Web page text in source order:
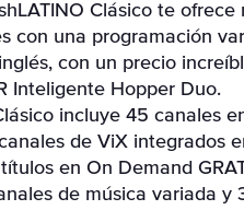
Clásico te ofrece
con una programación
con un precio
Inteligente Hopper Duo.
incluye 45 canales
de ViX integrados
en On Demand
de música variada y